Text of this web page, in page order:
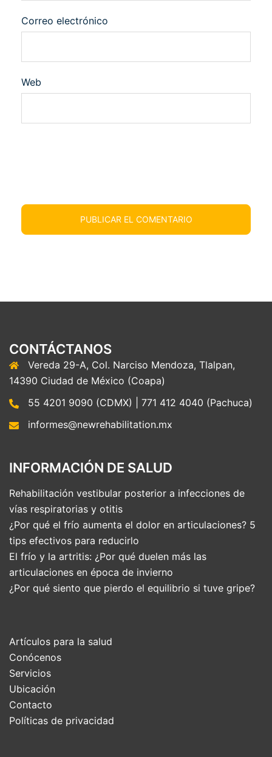
Correo electrónico
Web
CONTÁCTANOS
Vereda 29-A, Col. Narciso Mendoza, Tlalpan,
14390 Ciudad de México (Coapa)
55 4201 9090 (CDMX) | 771 412 4040 (Pachuca)
informes@newrehabilitation.mx
INFORMACIÓN DE SALUD
Rehabilitación vestibular posterior a infecciones de
vías respiratorias y otitis
¿Por qué el frío aumenta el dolor en articulaciones? 5
tips efectivos para reducirlo
El frío y la artritis: ¿Por qué duelen más las
articulaciones en época de invierno
¿Por qué siento que pierdo el equilibrio si tuve gripe?
Artículos para la salud
Conócenos
Servicios
Ubicación
Contacto
Políticas de privacidad